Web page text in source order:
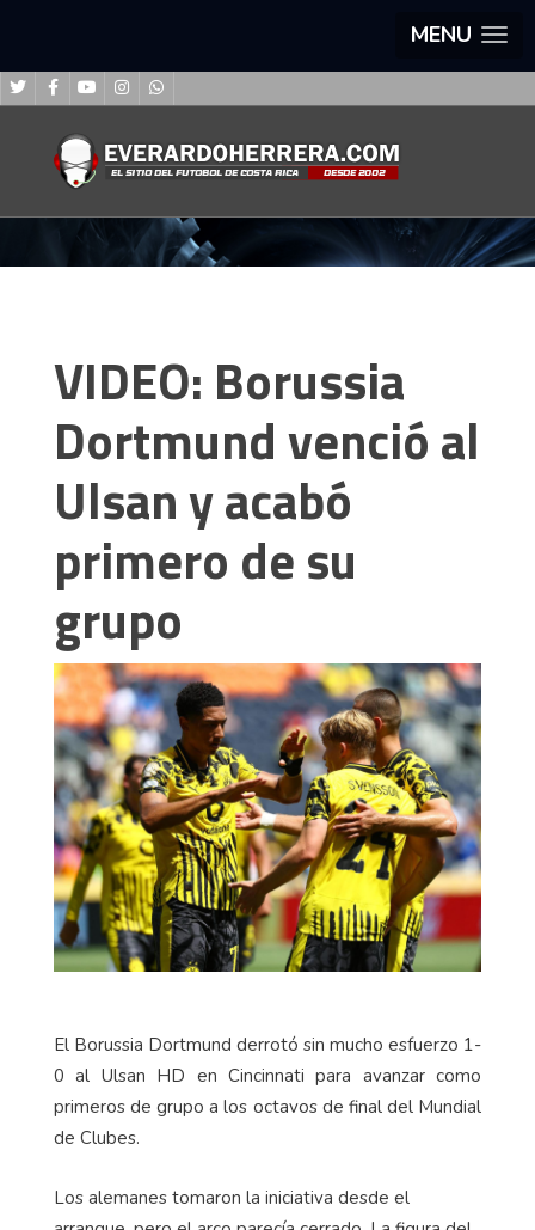
MENU
VIDEO: Borussia
Dortmund venció al
Ulsan y acabó
primero de su
grupo
El Borussia Dortmund derrotó sin mucho esfuerzo 1-
0 al Ulsan HD en Cincinnati para avanzar como
primeros de grupo a los octavos de final del Mundial
de Clubes.
Los alemanes tomaron la iniciativa desde el